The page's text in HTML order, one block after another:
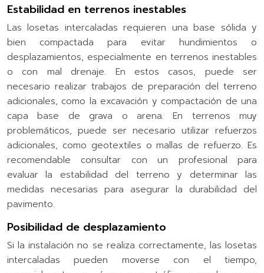
Estabilidad en terrenos inestables
Las losetas intercaladas requieren una base sólida y
bien compactada para evitar hundimientos o
desplazamientos, especialmente en terrenos inestables
o con mal drenaje. En estos casos, puede ser
necesario realizar trabajos de preparación del terreno
adicionales, como la excavación y compactación de una
capa base de grava o arena. En terrenos muy
problemáticos, puede ser necesario utilizar refuerzos
adicionales, como geotextiles o mallas de refuerzo. Es
recomendable consultar con un profesional para
evaluar la estabilidad del terreno y determinar las
medidas necesarias para asegurar la durabilidad del
pavimento.
Posibilidad de desplazamiento
Si la instalación no se realiza correctamente, las losetas
intercaladas pueden moverse con el tiempo,